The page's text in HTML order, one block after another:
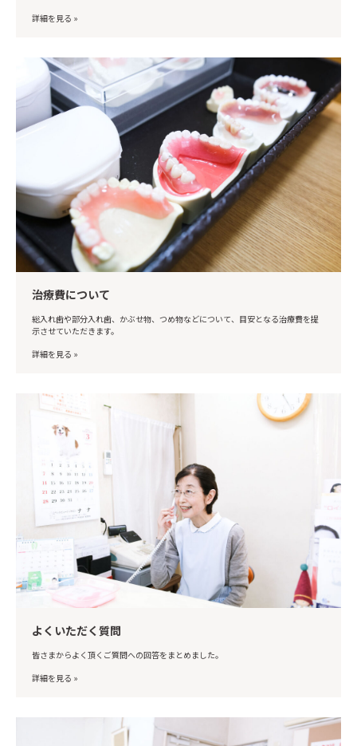
詳細を見る »
治療費について
総入れ歯や部分入れ歯、かぶせ物、つめ物などについて、目安となる治療費を提
示させていただきます。
詳細を見る »
よくいただく質問
皆さまからよく頂くご質問への回答をまとめました。
詳細を見る »